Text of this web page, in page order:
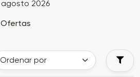
agosto 2026
Ofertas